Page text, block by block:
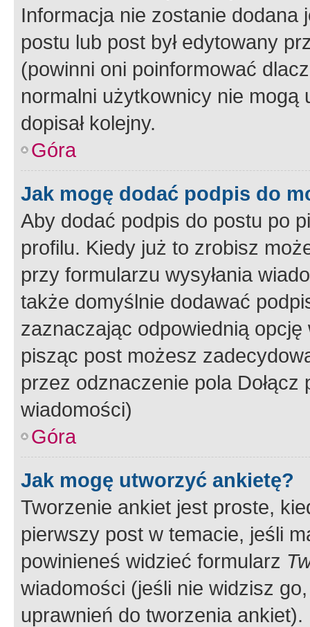
Informacja nie zostanie dodana
postu lub post był edytowany
(powinni oni poinformować
normalni użytkownicy nie
dopisał kolejny.
Góra
Jak mogę dodać podpis do
Aby dodać podpis do postu po
profilu. Kiedy już to zrobisz
przy formularzu wysyłania
także domyślnie dodawać
zaznaczając odpowiednią
pisząc post możesz
przez odznaczenie pola
wiadomości)
Góra
Jak mogę utworzyć ankietę?
Tworzenie ankiet jest proste,
pierwszy post w temacie, jeśli
powinieneś widzieć formularz
wiadomości (jeśli nie widzisz
uprawnień do tworzenia